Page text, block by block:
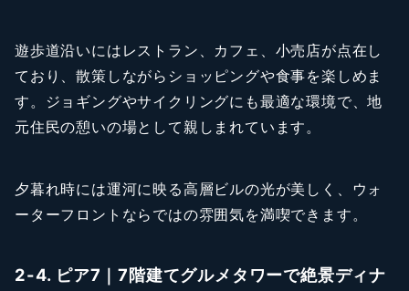
遊歩道沿いにはレストラン、カフェ、小売店が点在し
ており、散策しながらショッピングや食事を楽しめま
す。ジョギングやサイクリングにも最適な環境で、地
元住民の憩いの場として親しまれています。
夕暮れ時には運河に映る高層ビルの光が美しく、ウォ
ーターフロントならではの雰囲気を満喫できます。
2-4. ピア7｜7階建てグルメタワーで絶景ディナ